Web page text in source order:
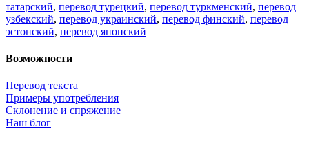
татарский, перевод турецкий, перевод туркменский, перевод
узбекский, перевод украинский, перевод финский, перевод
эстонский, перевод японский
Возможности
Перевод текста
Примеры употребления
Склонение и спряжение
Наш блог